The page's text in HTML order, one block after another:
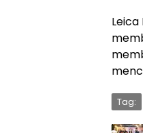
Tag: